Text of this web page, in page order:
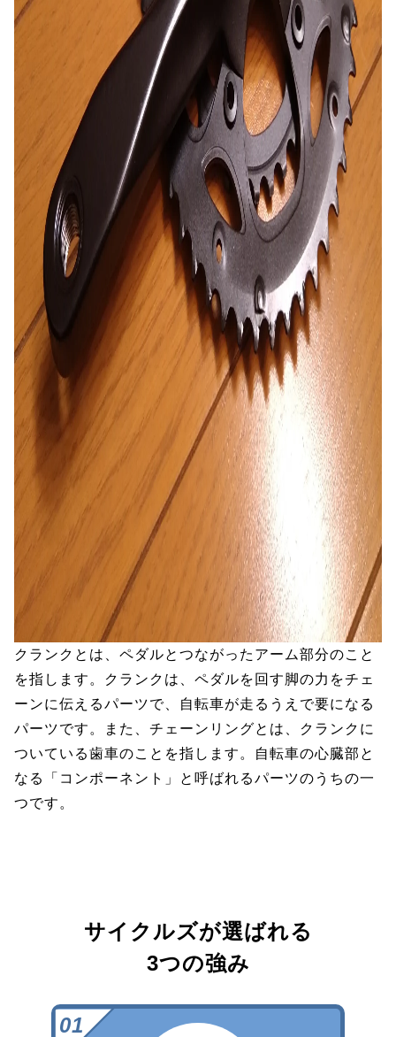
クランクとは、ペダルとつながったアーム部分のこと
を指します。クランクは、ペダルを回す脚の力をチェ
ーンに伝えるパーツで、自転車が走るうえで要になる
パーツです。また、チェーンリングとは、クランクに
ついている歯車のことを指します。自転車の心臓部と
なる「コンポーネント」と呼ばれるパーツのうちの一
つです。
サイクルズが選ばれる
3つの強み